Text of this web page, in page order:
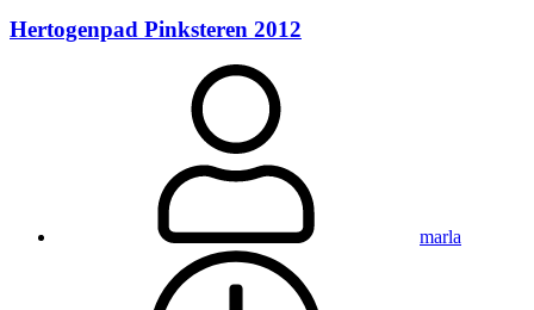
Hertogenpad Pinksteren 2012
marla